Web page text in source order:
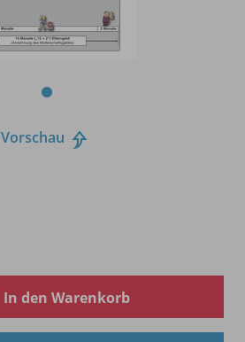
Vorschau
In den Warenkorb